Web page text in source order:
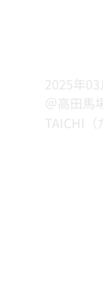
2025年03
＠高田馬
TAICHI（